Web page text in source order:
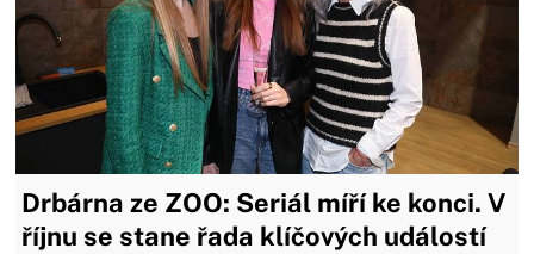
Drbárna ze ZOO: Seriál míří ke konci. V
říjnu se stane řada klíčových událostí